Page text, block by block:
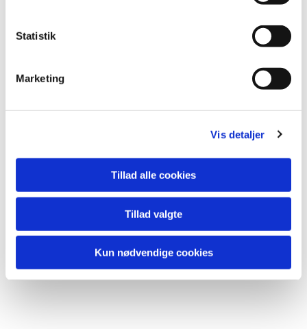
Statistik
Marketing
Vis detaljer
Tillad alle cookies
Tillad valgte
Kun nødvendige cookies